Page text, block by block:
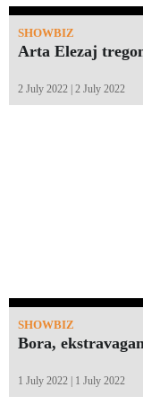
SHOWBIZ
Arta Elezaj
2 July 2022 | 2 July 2022
SHOWBIZ
Bora,
1 July 2022 | 1 July 2022